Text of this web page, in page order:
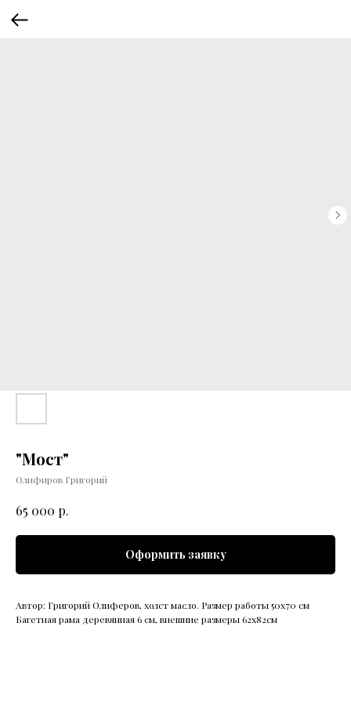
"Мост"
Олифиров Григорий
65 000 р.
Оформить заявку
Автор: Григорий Олиферов, холст масло. Размер работы 50х70 см
Багетная рама деревянная 6 см, внешние размеры 62х82см